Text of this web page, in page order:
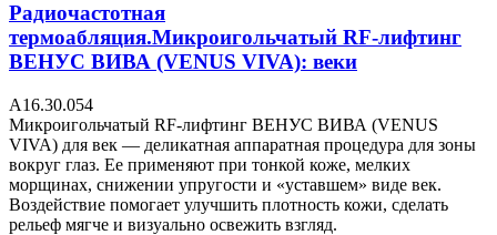
Радиочастотная
термоабляция.Микроигольчатый RF-лифтинг
ВЕНУС ВИВА (VENUS VIVA): веки
А16.30.054
Микроигольчатый RF-лифтинг ВЕНУС ВИВА (VENUS
VIVA) для век — деликатная аппаратная процедура для зоны
вокруг глаз. Ее применяют при тонкой коже, мелких
морщинах, снижении упругости и «уставшем» виде век.
Воздействие помогает улучшить плотность кожи, сделать
рельеф мягче и визуально освежить взгляд.